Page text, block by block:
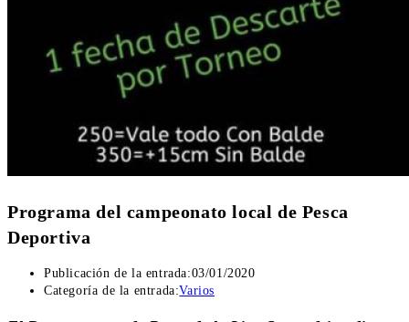
Programa del campeonato local de Pesca
Deportiva
Publicación de la entrada:03/01/2020
Categoría de la entrada:Varios